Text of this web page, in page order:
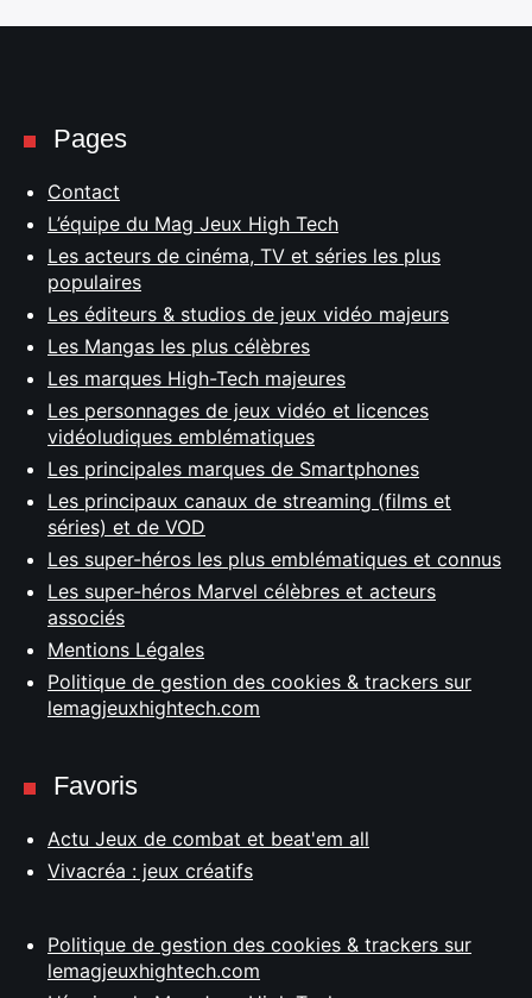
Pages
Contact
L’équipe du Mag Jeux High Tech
Les acteurs de cinéma, TV et séries les plus
populaires
Les éditeurs & studios de jeux vidéo majeurs
Les Mangas les plus célèbres
Les marques High-Tech majeures
Les personnages de jeux vidéo et licences
vidéoludiques emblématiques
Les principales marques de Smartphones
Les principaux canaux de streaming (films et
séries) et de VOD
Les super-héros les plus emblématiques et connus
Les super-héros Marvel célèbres et acteurs
associés
Mentions Légales
Politique de gestion des cookies & trackers sur
lemagjeuxhightech.com
Favoris
Actu Jeux de combat et beat'em all
Vivacréa : jeux créatifs
Politique de gestion des cookies & trackers sur
lemagjeuxhightech.com